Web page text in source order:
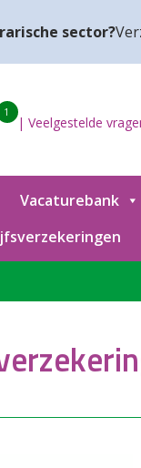
sector?
1
| Veelgestelde
Vacaturebank